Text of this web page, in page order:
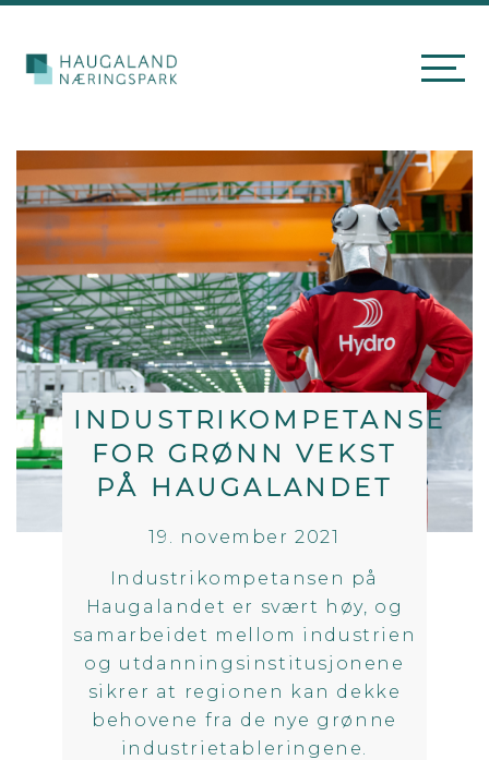
INDUSTRIKOMPETANSE
FOR GRØNN VEKST
PÅ HAUGALANDET
19. november 2021
Industrikompetansen på
Haugalandet er svært høy, og
samarbeidet mellom industrien
og utdanningsinstitusjonene
sikrer at regionen kan dekke
behovene fra de nye grønne
industrietableringene.